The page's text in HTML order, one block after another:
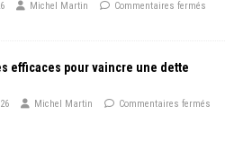
Michel Martin Commentaires fermés
efficaces pour vaincre une dette
Michel Martin Commentaires fermés